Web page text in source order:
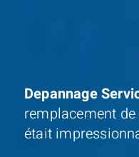
Depannage
remplacement de
était